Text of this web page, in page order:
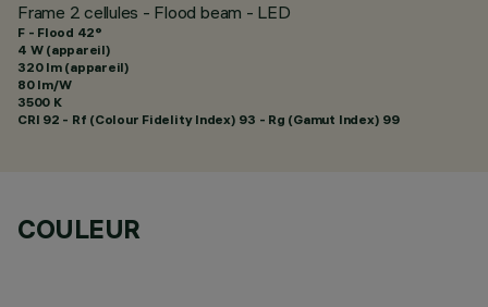
Frame 2 cellules - Flood beam - LED
F - Flood 42°
4 W (appareil)
320 lm (appareil)
80 lm/W
3500 K
CRI 92 - Rf (Colour Fidelity Index) 93 - Rg (Gamut Index) 99
COULEUR